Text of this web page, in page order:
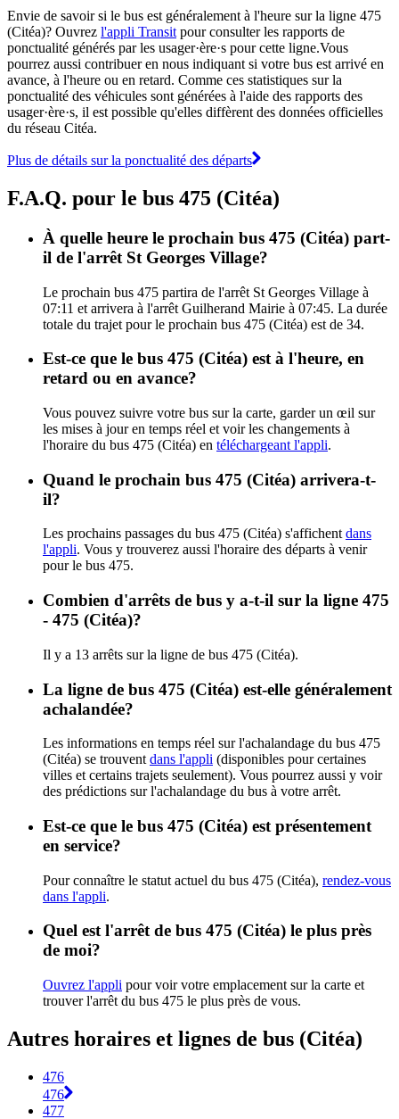
Envie de savoir si le bus est généralement à l'heure sur la ligne 475
(Citéa)? Ouvrez l'appli Transit pour consulter les rapports de
ponctualité générés par les usager·ère·s pour cette ligne.Vous
pourrez aussi contribuer en nous indiquant si votre bus est arrivé en
avance, à l'heure ou en retard. Comme ces statistiques sur la
ponctualité des véhicules sont générées à l'aide des rapports des
usager·ère·s, il est possible qu'elles diffèrent des données officielles
du réseau Citéa.
Plus de détails sur la ponctualité des départs
F.A.Q. pour le bus 475 (Citéa)
À quelle heure le prochain bus 475 (Citéa) part-
il de l'arrêt St Georges Village?
Le prochain bus 475 partira de l'arrêt St Georges Village à
07:11 et arrivera à l'arrêt Guilherand Mairie à 07:45. La durée
totale du trajet pour le prochain bus 475 (Citéa) est de 34.
Est-ce que le bus 475 (Citéa) est à l'heure, en
retard ou en avance?
Vous pouvez suivre votre bus sur la carte, garder un œil sur
les mises à jour en temps réel et voir les changements à
l'horaire du bus 475 (Citéa) en téléchargeant l'appli.
Quand le prochain bus 475 (Citéa) arrivera-t-
il?
Les prochains passages du bus 475 (Citéa) s'affichent dans
l'appli. Vous y trouverez aussi l'horaire des départs à venir
pour le bus 475.
Combien d'arrêts de bus y a-t-il sur la ligne 475
- 475 (Citéa)?
Il y a 13 arrêts sur la ligne de bus 475 (Citéa).
La ligne de bus 475 (Citéa) est-elle généralement
achalandée?
Les informations en temps réel sur l'achalandage du bus 475
(Citéa) se trouvent dans l'appli (disponibles pour certaines
villes et certains trajets seulement). Vous pourrez aussi y voir
des prédictions sur l'achalandage du bus à votre arrêt.
Est-ce que le bus 475 (Citéa) est présentement
en service?
Pour connaître le statut actuel du bus 475 (Citéa), rendez-vous
dans l'appli.
Quel est l'arrêt de bus 475 (Citéa) le plus près
de moi?
Ouvrez l'appli pour voir votre emplacement sur la carte et
trouver l'arrêt du bus 475 le plus près de vous.
Autres horaires et lignes de bus (Citéa)
476
476
477